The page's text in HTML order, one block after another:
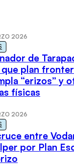
2026
de
que plan
“erizos” y
físicas
2026
entre
por Plan